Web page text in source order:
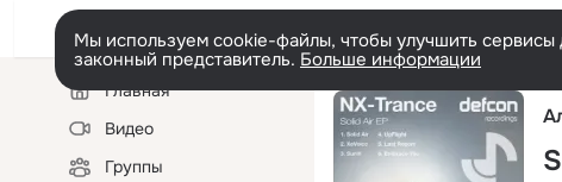
Мы используем cookie-файлы, чтобы улучшить сервисы
законный представитель. Больше информации
Левая
колонкаГлавная
Видео
Группы